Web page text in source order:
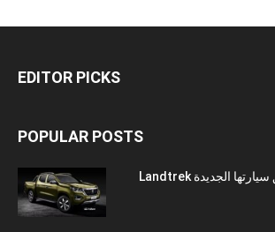
EDITOR PICKS
POPULAR POSTS
” ستافيم بيجو ” تطلق سيارتها الجديدة Landtrek